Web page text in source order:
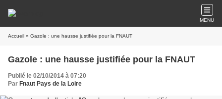
MENU
Accueil » Gazole : une hausse justifiée pour la FNAUT
Gazole : une hausse justifiée pour la FNAUT
Publié le 02/10/2014 à 07:20
Par Fnaut Pays de la Loire